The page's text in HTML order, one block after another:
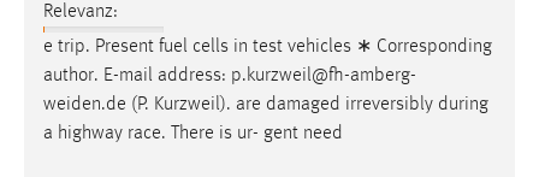
Relevanz:
e trip. Present fuel cells in test vehicles ∗ Corresponding
author. E-mail address: p.kurzweil@fh-amberg-
weiden.de (P. Kurzweil). are damaged irreversibly during
a highway race. There is ur- gent need